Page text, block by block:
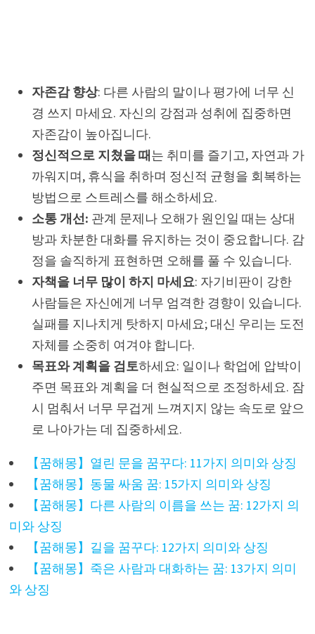
자존감 향상: 다른 사람의 말이나 평가에 너무 신
경 쓰지 마세요. 자신의 강점과 성취에 집중하면
자존감이 높아집니다.
정신적으로 지쳤을 때는 취미를 즐기고, 자연과 가
까워지며, 휴식을 취하며 정신적 균형을 회복하는
방법으로 스트레스를 해소하세요.
소통 개선: 관계 문제나 오해가 원인일 때는 상대
방과 차분한 대화를 유지하는 것이 중요합니다. 감
정을 솔직하게 표현하면 오해를 풀 수 있습니다.
자책을 너무 많이 하지 마세요: 자기비판이 강한
사람들은 자신에게 너무 엄격한 경향이 있습니다.
실패를 지나치게 탓하지 마세요; 대신 우리는 도전
자체를 소중히 여겨야 합니다.
목표와 계획을 검토하세요: 일이나 학업에 압박이
주면 목표와 계획을 더 현실적으로 조정하세요. 잠
시 멈춰서 너무 무겁게 느껴지지 않는 속도로 앞으
로 나아가는 데 집중하세요.
【꿈해몽】열린 문을 꿈꾸다: 11가지 의미와 상징
【꿈해몽】동물 싸움 꿈: 15가지 의미와 상징
【꿈해몽】다른 사람의 이름을 쓰는 꿈: 12가지 의
미와 상징
【꿈해몽】길을 꿈꾸다: 12가지 의미와 상징
【꿈해몽】죽은 사람과 대화하는 꿈: 13가지 의미
와 상징